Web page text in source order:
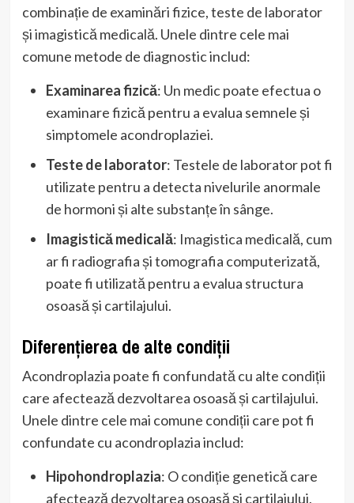
combinație de examinări fizice, teste de laborator
și imagistică medicală. Unele dintre cele mai
comune metode de diagnostic includ:
Examinarea fizică: Un medic poate efectua o
examinare fizică pentru a evalua semnele și
simptomele acondroplaziei.
Teste de laborator: Testele de laborator pot fi
utilizate pentru a detecta nivelurile anormale
de hormoni și alte substanțe în sânge.
Imagistică medicală: Imagistica medicală, cum
ar fi radiografia și tomografia computerizată,
poate fi utilizată pentru a evalua structura
osoasă și cartilajului.
Diferențierea de alte condiții
Acondroplazia poate fi confundată cu alte condiții
care afectează dezvoltarea osoasă și cartilajului.
Unele dintre cele mai comune condiții care pot fi
confundate cu acondroplazia includ:
Hipohondroplazia: O condiție genetică care
afectează dezvoltarea osoasă și cartilajului,